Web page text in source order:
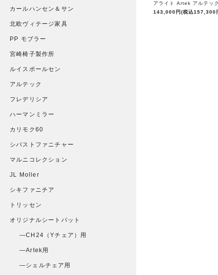
アライト Artek アルテッ
143,000円(税込157,300
カールハンセン＆サン
北欧ヴィテージ家具
PP モブラー
宮崎椅子製作所
ルイスポールセン
アルテック
フレデリシア
ハーマンミラー
カリモク60
シバストファニチャー
マルニコレクション
JL Moller
シキファニチア
トリッセン
オリジナルシートパット
CH24（Yチェア）用
Artek用
シェルチェア用